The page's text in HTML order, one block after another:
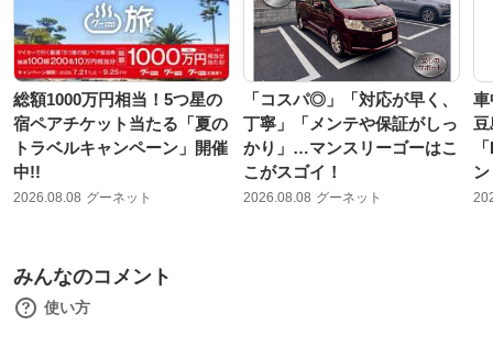
総額1000万円相当！5つ星の
宿ペアチケット当たる「夏の
トラベルキャンペーン」開催
中!!
2026.08.08 グーネット
「コスパ◎」「対応が早く、
丁寧」「メンテや保証がしっ
かり」…マンスリーゴーはこ
こがスゴイ！
2026.08.08 グーネット
車
ン
みんなのコメント
使い方